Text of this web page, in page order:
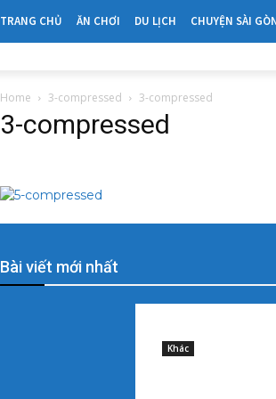
TRANG CHỦ ĂN CHƠI DU LỊCH CHUYỆN SÀI
Home 3-compressed 3-compressed
3-compressed
Bài viết mới nhất
Khác